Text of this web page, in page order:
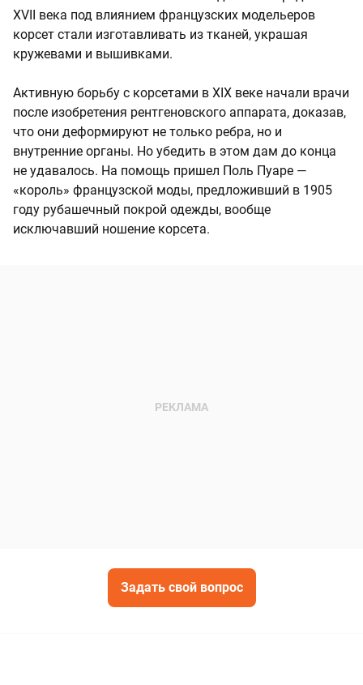
XVII века под влиянием французских модельеров
корсет стали изготавливать из тканей, украшая
кружевами и вышивками.
Активную борьбу с корсетами в XIX веке начали врачи
после изобретения рентгеновского аппарата, доказав,
что они деформируют не только ребра, но и
внутренние органы. Но убедить в этом дам до конца
не удавалось. На помощь пришел Поль Пуаре —
«король» французской моды, предложивший в 1905
году рубашечный покрой одежды, вообще
исключавший ношение корсета.
Задать свой вопрос